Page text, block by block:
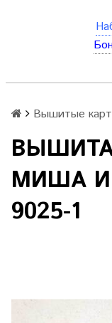
Вышитые
МИША
9025-1